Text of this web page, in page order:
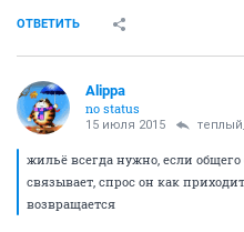
ОТВЕТИТЬ
Alippa
no status
15 июля 2015
жильё всегда нужно, если
связывает, спрос он как
возвращается